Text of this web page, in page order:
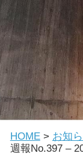
ミサ
お知らせ
関口教会について
教会学校・中
HOME> お知
週報No.397 –